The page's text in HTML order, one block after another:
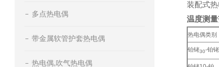
多点热电偶
带金属软管护套热电偶
热电偶,吹气热电偶
装配式
温度测
热电偶类别
铂铑30-铂铑